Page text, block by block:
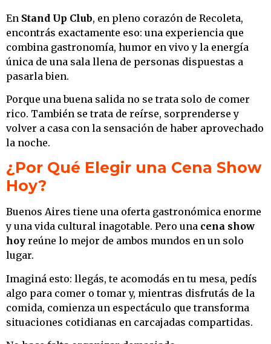
En Stand Up Club, en pleno corazón de Recoleta,
encontrás exactamente eso: una experiencia que
combina gastronomía, humor en vivo y la energía
única de una sala llena de personas dispuestas a
pasarla bien.
Porque una buena salida no se trata solo de comer
rico. También se trata de reírse, sorprenderse y
volver a casa con la sensación de haber aprovechado
la noche.
¿Por Qué Elegir una Cena Show
Hoy?
Buenos Aires tiene una oferta gastronómica enorme
y una vida cultural inagotable. Pero una cena show
hoy reúne lo mejor de ambos mundos en un solo
lugar.
Imaginá esto: llegás, te acomodás en tu mesa, pedís
algo para comer o tomar y, mientras disfrutás de la
comida, comienza un espectáculo que transforma
situaciones cotidianas en carcajadas compartidas.